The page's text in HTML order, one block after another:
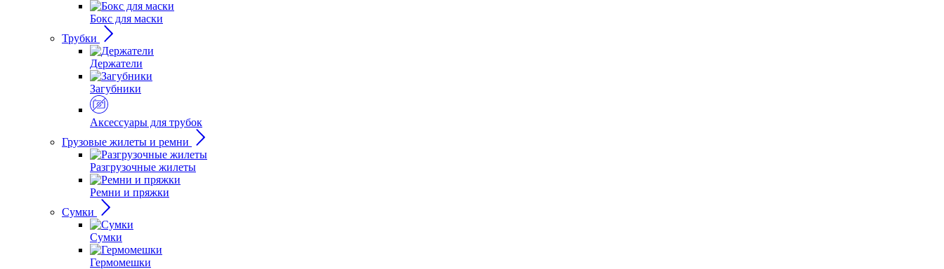
Бокс для маски
Трубки
Держатели
Загубники
Аксессуары для трубок
Грузовые жилеты и ремни
Разгрузочные жилеты
Ремни и пряжки
Сумки
Сумки
Гермомешки